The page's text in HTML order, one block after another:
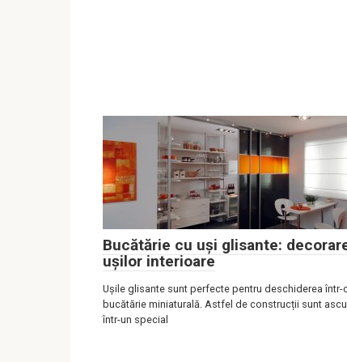
Bucătărie cu uși glisante:
ușilor interioare
Ușile glisante sunt perfecte pentru deschiderea într-
bucătărie miniaturală. Astfel de construcții sunt
într-un special